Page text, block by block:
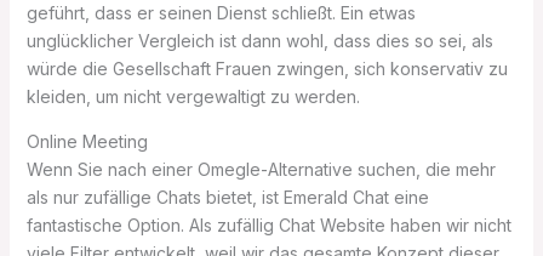
geführt, dass er seinen Dienst schließt. Ein etwas
unglücklicher Vergleich ist dann wohl, dass dies so sei, als
würde die Gesellschaft Frauen zwingen, sich konservativ zu
kleiden, um nicht vergewaltigt zu werden.
Online Meeting
Wenn Sie nach einer Omegle-Alternative suchen, die mehr
als nur zufällige Chats bietet, ist Emerald Chat eine
fantastische Option. Als zufällig Chat Website haben wir nicht